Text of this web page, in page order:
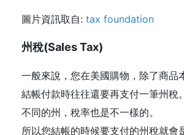
圖片資訊取自: tax foundation
州稅(Sales Tax)
一般來說，您在美國購物，除了商品
結帳付款時往往還要再支付一筆州稅。
不同的州，稅率也是不一樣的。
所以您結帳的時候要支付的州稅就